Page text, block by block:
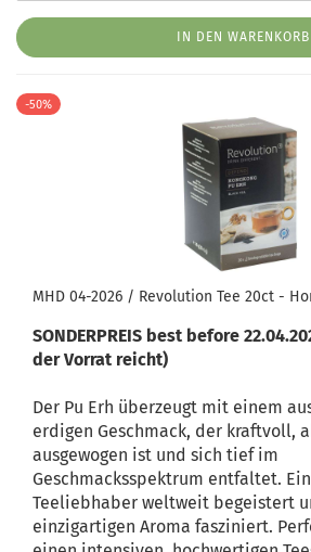
IN DEN WARENKORB
-50%
MHD 04-2026 / Revolution Tee 20ct -
SONDERPREIS best before
der Vorrat reicht)
Der Pu Erh überzeugt mit einem
erdigen Geschmack, der kraftvoll,
ausgewogen ist und sich tief im
Geschmacksspektrum entfaltet.
Teeliebhaber weltweit begeistert
einzigartigen Aroma fasziniert.